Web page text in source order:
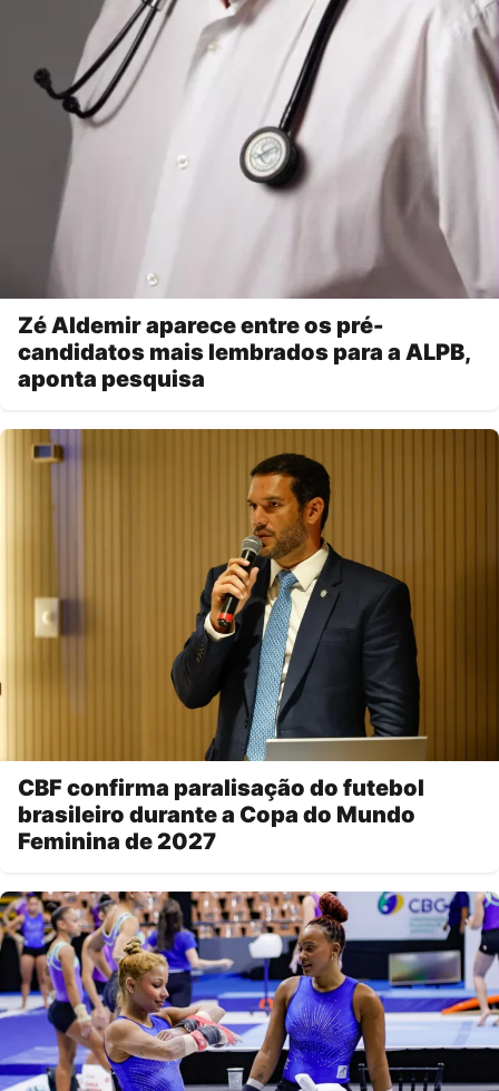
Zé Aldemir aparece entre os pré-
candidatos mais lembrados para a ALPB,
aponta pesquisa
CBF confirma paralisação do futebol
brasileiro durante a Copa do Mundo
Feminina de 2027